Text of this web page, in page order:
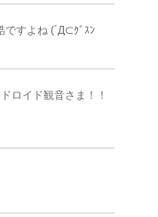
ですよね (´Д⊂ｸﾞｽﾝ
ロイド観音さま！！